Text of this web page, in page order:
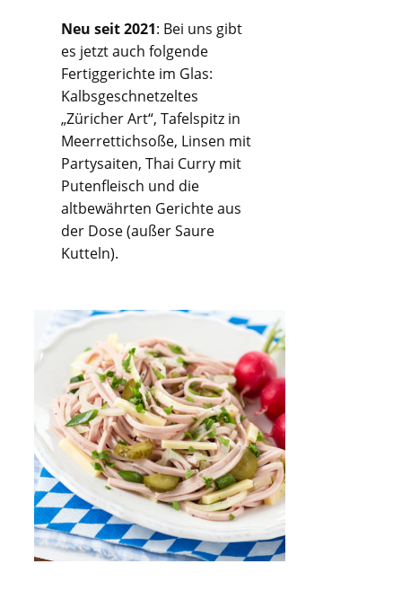
Neu seit 2021: Bei uns gibt
es jetzt auch folgende
Fertiggerichte im Glas:
Kalbsgeschnetzeltes
„Züricher Art“, Tafelspitz in
Meerrettichsoße, Linsen mit
Partysaiten, Thai Curry mit
Putenfleisch und die
altbewährten Gerichte aus
der Dose (außer Saure
Kutteln).